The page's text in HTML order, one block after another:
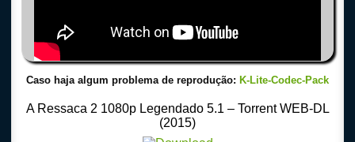
Caso haja algum problema de reprodução: K-Lite-Codec-Pack
A Ressaca 2 1080p Legendado 5.1 – Torrent WEB-DL
(2015)